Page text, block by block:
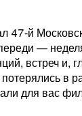
47-й
—
встреч и,
в
для вас